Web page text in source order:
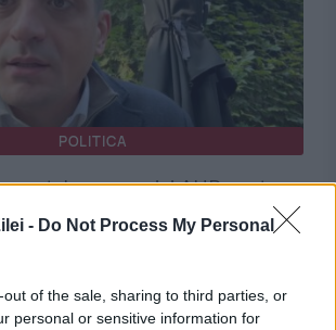
- Do Not Process My Personal
out of the sale, sharing to third parties, or
personal or sensitive information for
POLITICA
spatele campaniei AUR pentru
președintelui Nicușor Dan.
internaționale